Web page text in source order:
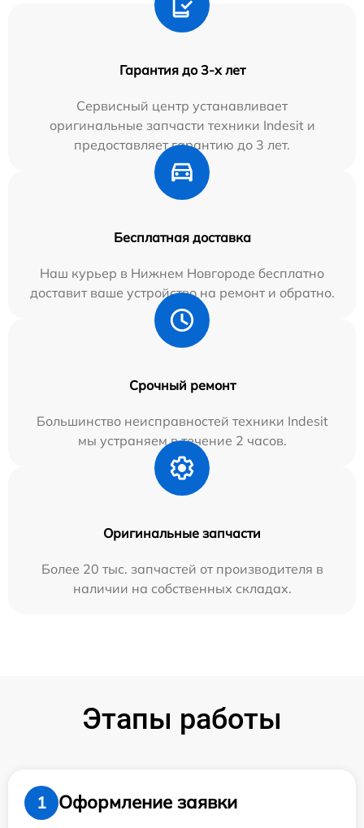
Гарантия до 3-х лет
Сервисный центр устанавливает
оригинальные запчасти техники Indesit и
предоставляет гарантию до 3 лет.
Бесплатная доставка
Наш курьер в Нижнем Новгороде бесплатно
доставит ваше устройство на ремонт и обратно.
Срочный ремонт
Большинство неисправностей техники Indesit
мы устраняем в течение 2 часов.
Оригинальные запчасти
Более 20 тыс. запчастей от производителя в
наличии на собственных складах.
Этапы работы
1
Оформление заявки